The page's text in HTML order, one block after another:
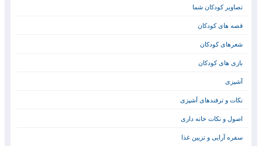
تصاویر کودکان شما
قصه های کودکان
شعرهای کودکان
بازی های کودکان
آشپزی
نکات و ترفندهای آشپزی
اصول و نکات خانه داری
سفره آرایی و تزیین غذا